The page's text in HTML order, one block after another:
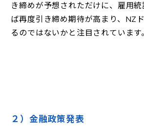
き締めが予想されただけに、雇用
ば再度引き締め期待が高まり、NZ
るのではないかと注目されています。
２）金融政策発表